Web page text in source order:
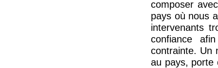
composer
pays où nous
intervenants
confiance
contrainte. Un
au pays, porte